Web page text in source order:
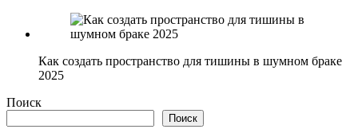
Как создать пространство для тишины в шумном браке
2025
Поиск
Поиск